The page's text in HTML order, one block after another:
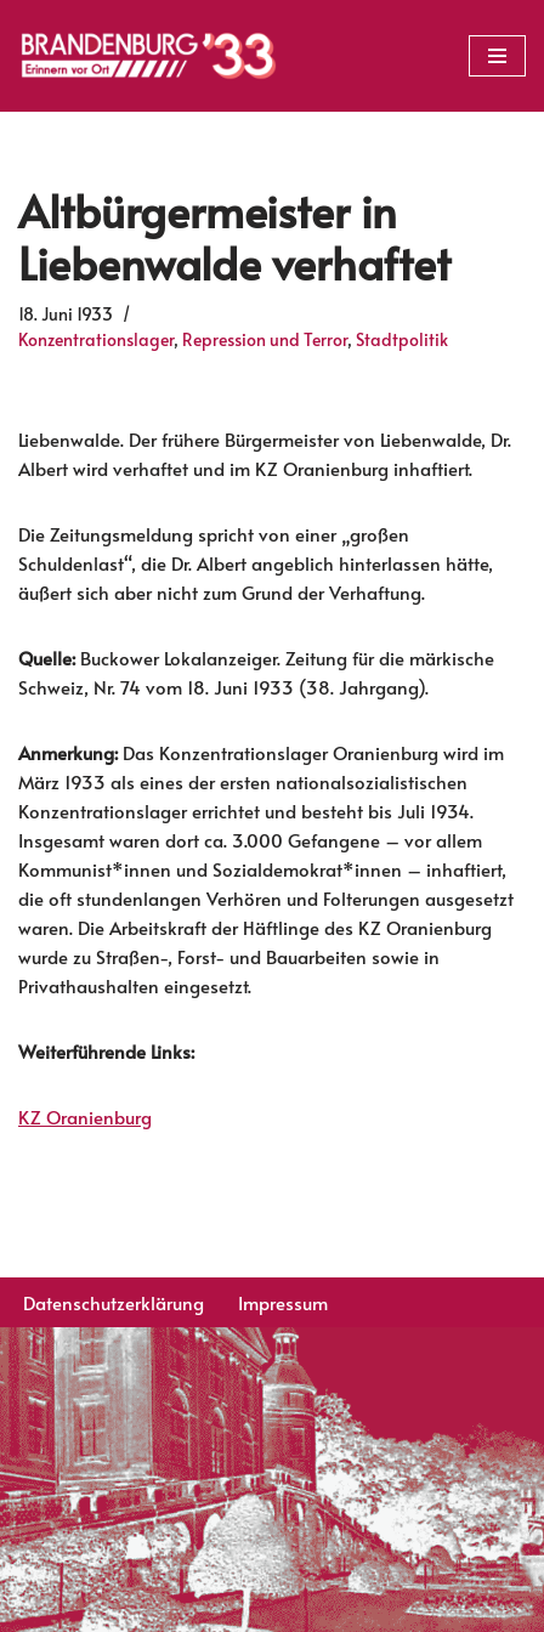
Zum
Altbürgermeister in
Liebenwalde verhaftet
18. Juni 1933
Konzentrationslager, Repression und Terror, Stadtpolitik
Liebenwalde. Der frühere Bürgermeister von Liebenwalde, Dr.
Albert wird verhaftet und im KZ Oranienburg inhaftiert.
Die Zeitungsmeldung spricht von einer „großen
Schuldenlast“, die Dr. Albert angeblich hinterlassen hätte,
äußert sich aber nicht zum Grund der Verhaftung.
Quelle:Buckower Lokalanzeiger. Zeitung für die märkische
Schweiz, Nr. 74 vom 18. Juni 1933 (38. Jahrgang).
Anmerkung:Das Konzentrationslager Oranienburg wird im
März 1933 als eines der ersten nationalsozialistischen
Konzentrationslager errichtet und besteht bis Juli 1934.
Insgesamt waren dort ca. 3.000 Gefangene – vor allem
Kommunist*innen und Sozialdemokrat*innen – inhaftiert,
die oft stundenlangen Verhören und Folterungen ausgesetzt
waren. Die Arbeitskraft der Häftlinge des KZ Oranienburg
wurde zu Straßen-, Forst- und Bauarbeiten sowie in
Privathaushalten eingesetzt.
Weiterführende Links:
KZ Oranienburg
Datenschutzerklärung Impressum